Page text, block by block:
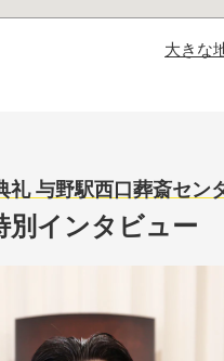
大きな
礼 与野駅西口葬斎セン
別インタビュー